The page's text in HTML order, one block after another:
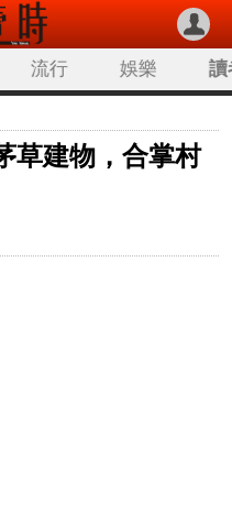
流行 娛樂 讀
草建物，合掌村